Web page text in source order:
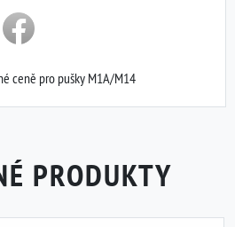
ceně pro pušky M1A/M14
PRODUKTY